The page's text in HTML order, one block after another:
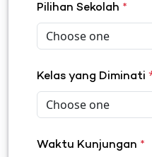
Pilihan Sekolah *
Kelas yang Diminati
Waktu Kunjungan *